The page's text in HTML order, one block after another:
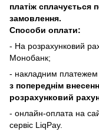
платіж сплачується
замовлення.
Способи оплати:
- На розрахунковий
Монобанк;
- накладним платежем
з попереднім
розрахунковий
- онлайн-оплата на
сервіс LiqPay.